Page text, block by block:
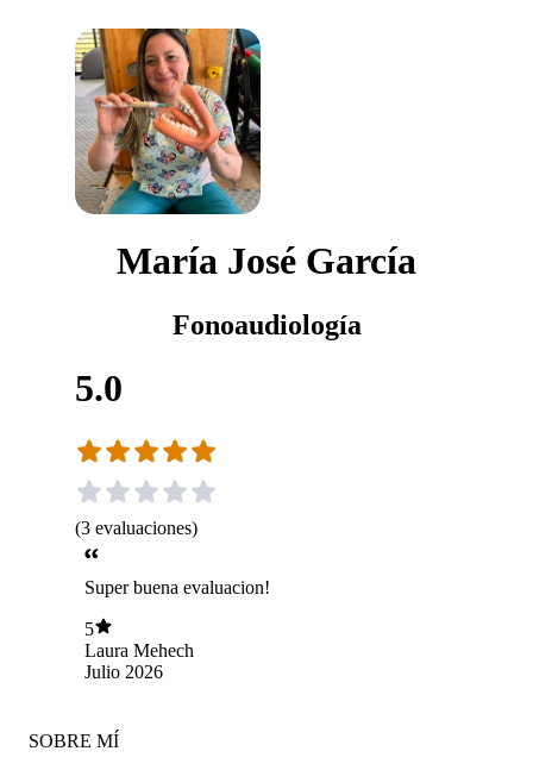
María José García
Fonoaudiología
5.0
(3 evaluaciones)
Super buena evaluacion!
5
Laura Mehech
Julio 2026
SOBRE MÍ